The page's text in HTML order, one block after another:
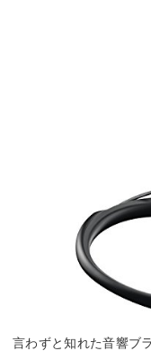
言わずと知れた音響ブ